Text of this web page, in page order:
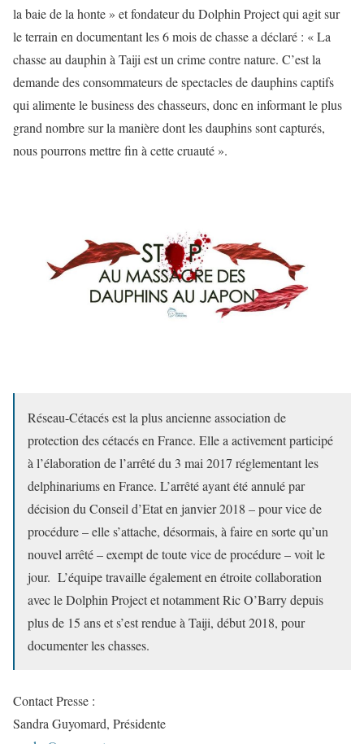
la baie de la honte » et fondateur du Dolphin Project qui agit sur
le terrain en documentant les 6 mois de chasse a déclaré : « La
chasse au dauphin à Taiji est un crime contre nature. C’est la
demande des consommateurs de spectacles de dauphins captifs
qui alimente le business des chasseurs, donc en informant le plus
grand nombre sur la manière dont les dauphins sont capturés,
nous pourrons mettre fin à cette cruauté ».
Réseau-Cétacés est la plus ancienne association de
protection des cétacés en France. Elle a activement participé
à l’élaboration de l’arrêté du 3 mai 2017 réglementant les
delphinariums en France. L’arrêté ayant été annulé par
décision du Conseil d’Etat en janvier 2018 – pour vice de
procédure – elle s’attache, désormais, à faire en sorte qu’un
nouvel arrêté – exempt de toute vice de procédure – voit le
jour. L’équipe travaille également en étroite collaboration
avec le Dolphin Project et notamment Ric O’Barry depuis
plus de 15 ans et s’est rendue à Taiji, début 2018, pour
documenter les chasses.
Contact Presse :
Sandra Guyomard, Présidente